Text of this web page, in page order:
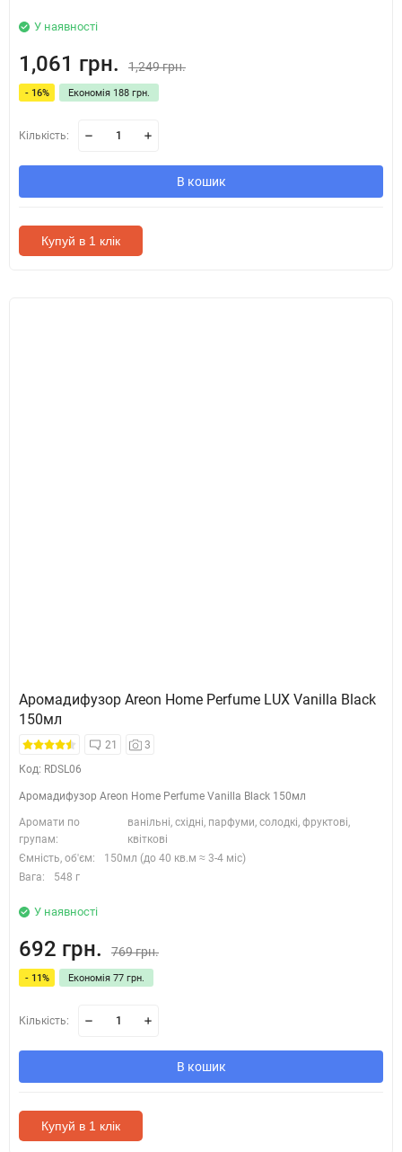
У наявності
1,061 грн. 1,249 грн.
- 16% Економія 188 грн.
Кількість:
В кошик
Купуй в 1 клік
Аромадифузор Areon Home Perfume LUX Vanilla Black
150мл
21
3
Код: RDSL06
Аромадифузор Areon Home Perfume Vanilla Black 150мл
Аромати по
групам:
ванільні, східні, парфуми, солодкі, фруктові,
квіткові
Ємність, об'єм:
150мл (до 40 кв.м ≈ 3-4 міс)
Вага:
548 г
У наявності
692 грн. 769 грн.
- 11% Економія 77 грн.
Кількість:
В кошик
Купуй в 1 клік